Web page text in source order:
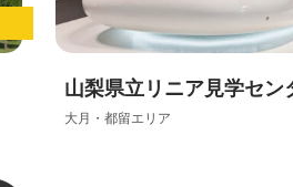
山梨県立リニア見学セン
大月・都留エリア